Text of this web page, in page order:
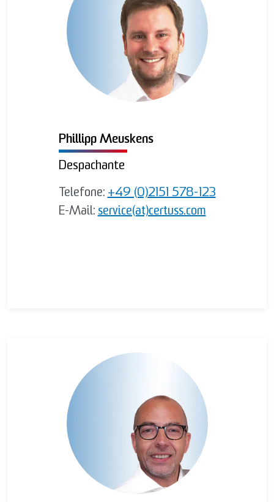
Despachante
Phillipp Meuskens
Telefone: +49 (0)2151 578-123
E-Mail: service(at)certuss.com